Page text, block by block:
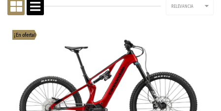
RELEVANCIA 
¡En oferta!